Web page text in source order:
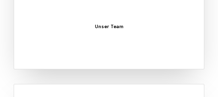
Unser Team